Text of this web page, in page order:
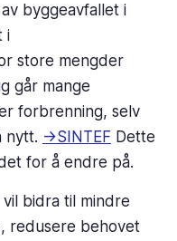
byggeavfallet i
i
store mengder
går mange
forbrenning, selv
nytt. ->SINTEF Dette
for å endre på.
bidra til mindre
redusere behovet